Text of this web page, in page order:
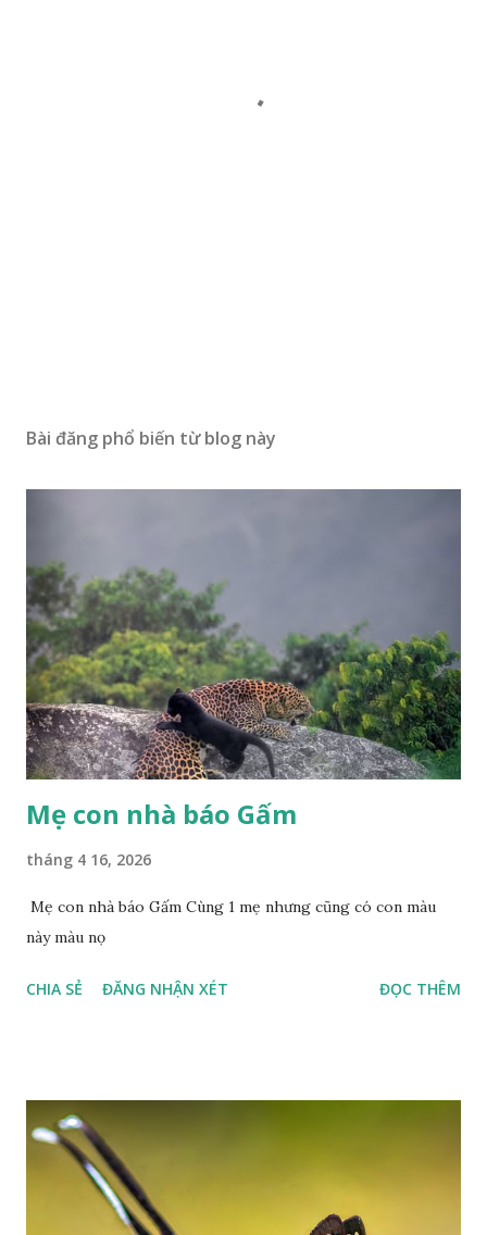
Bài đăng phổ biến từ blog này
Mẹ con nhà báo Gấm
tháng 4 16, 2026
Mẹ con nhà báo Gấm Cùng 1 mẹ nhưng cũng có con màu
này màu nọ
CHIA SẺ ĐĂNG NHẬN XÉT ĐỌC THÊM